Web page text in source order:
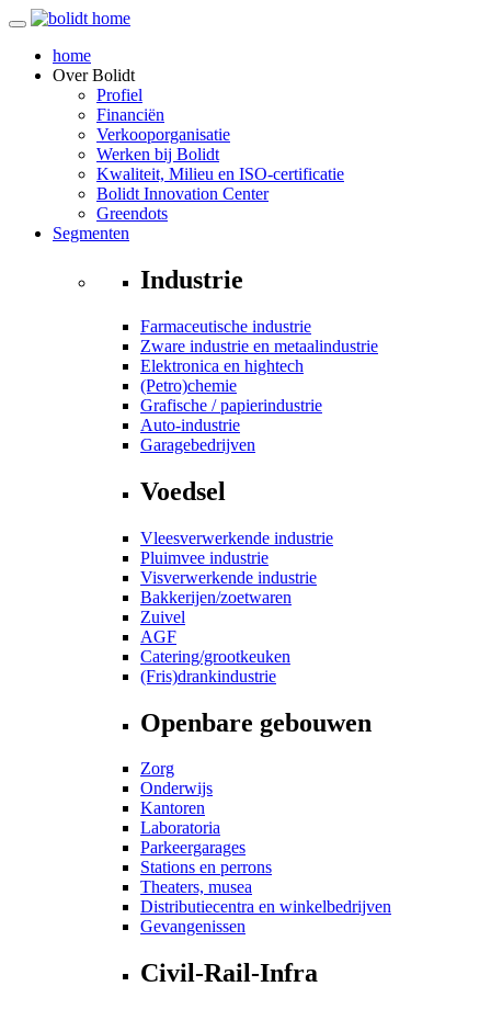
home
OverBolidt
Profiel
Financiën
Verkooporganisatie
Werken bij Bolidt
Kwaliteit, Milieu en ISO-certificatie
Bolidt Innovation Center
Greendots
Segmenten
Industrie
Farmaceutische industrie
Zware industrie en metaalindustrie
Elektronica en hightech
(Petro)chemie
Grafische / papierindustrie
Auto-industrie
Garagebedrijven
Voedsel
Vleesverwerkende industrie
Pluimvee industrie
Visverwerkende industrie
Bakkerijen/zoetwaren
Zuivel
AGF
Catering/grootkeuken
(Fris)drankindustrie
Openbare gebouwen
Zorg
Onderwijs
Kantoren
Laboratoria
Parkeergarages
Stations en perrons
Theaters, musea
Distributiecentra en winkelbedrijven
Gevangenissen
Civil-Rail-Infra